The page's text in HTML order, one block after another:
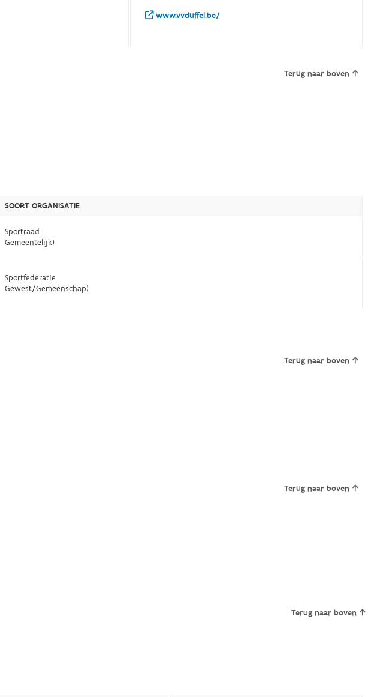
www.vvduffel.be/
Terug naar boven
SOORT ORGANISATIE
Sportraad
Gemeentelijk)
Sportfederatie
Gewest/Gemeenschap)
Terug naar boven
Terug naar boven
Terug naar boven